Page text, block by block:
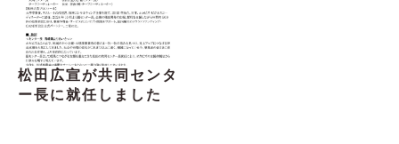
松田広宣が共同センタ
ー長に就任しました